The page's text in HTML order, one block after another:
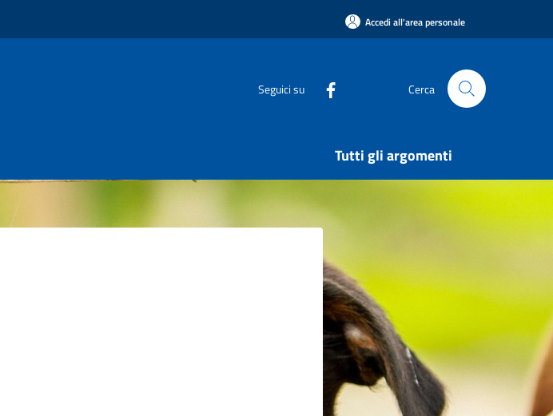
Accedi all'area personale
Seguici su Cerca
Tutti gli argomenti